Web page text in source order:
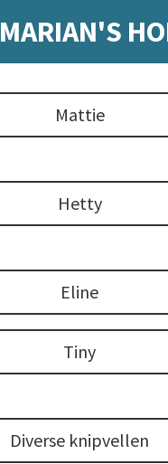
MARIAN'S
Mattie
Hetty
Eline
Tiny
Diverse knipvellen